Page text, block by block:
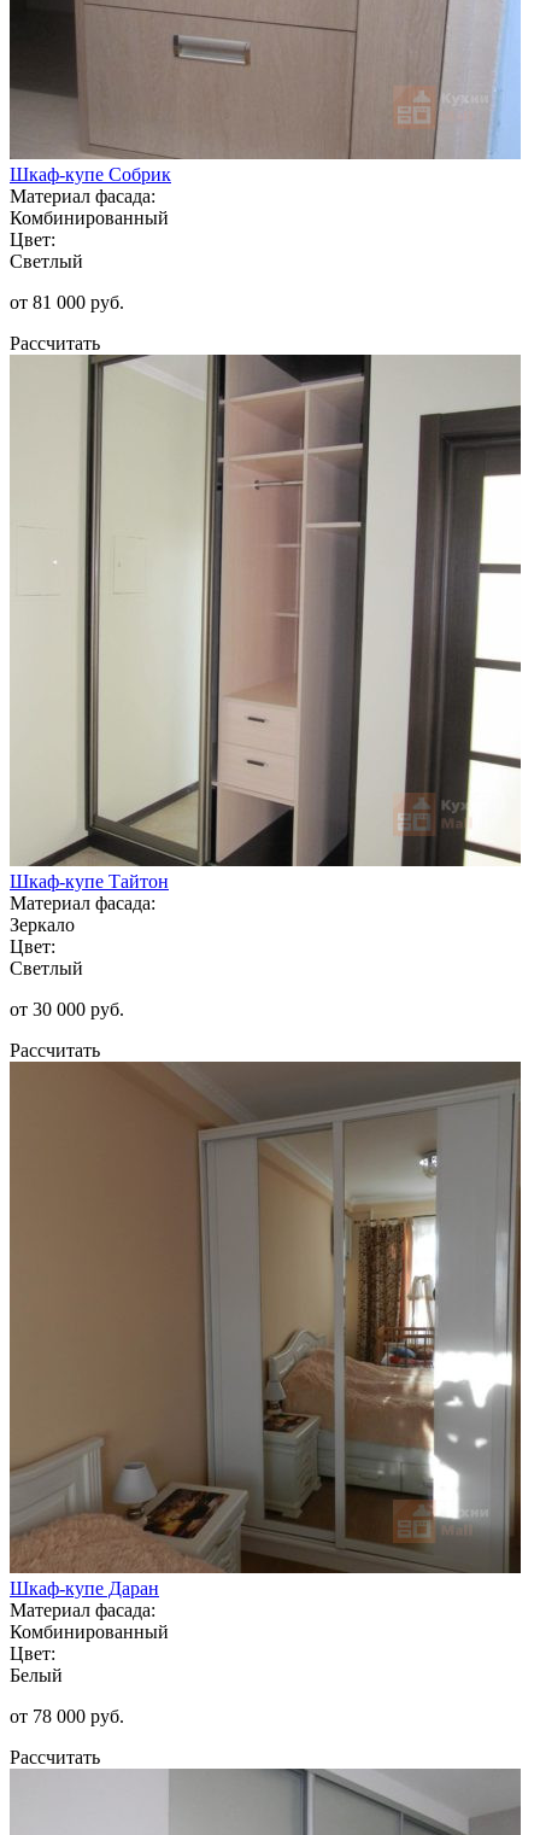
Шкаф-купе Собрик
Материал фасада:
Комбинированный
Цвет:
Светлый
от 81 000 руб.
Рассчитать
Шкаф-купе Тайтон
Материал фасада:
Зеркало
Цвет:
Светлый
от 30 000 руб.
Рассчитать
Шкаф-купе Даран
Материал фасада:
Комбинированный
Цвет:
Белый
от 78 000 руб.
Рассчитать